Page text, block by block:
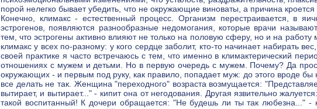
порой нелегко бывает убедить, что не окружающие виноваты, а причина
Конечно, климакс - естественный процесс. Организм перестраивается, в
эстрогенов, появляются разнообразные недомогания, которые врачи
тем, что эстрогены активно влияют не только на половую сферу, но и на
климакс у всех по-разному: у кого сердце заболит, кто-то начинает набирать
своей практике я часто встречаюсь с тем, что именно в климактерический
отношениях с мужем и детьми. Но в первую очередь с мужем. Почему? Да
окружающих - и первым под руку, как правило, попадает муж: до этого вроде
все делать не так. Женщина "переходного" возраста возмущается:
вытирает, и вытирает..." - кипит она от негодования. Другая язвительно
такой воспитанный! К дочери обращается: "Не будешь ли ты так любезна..." -